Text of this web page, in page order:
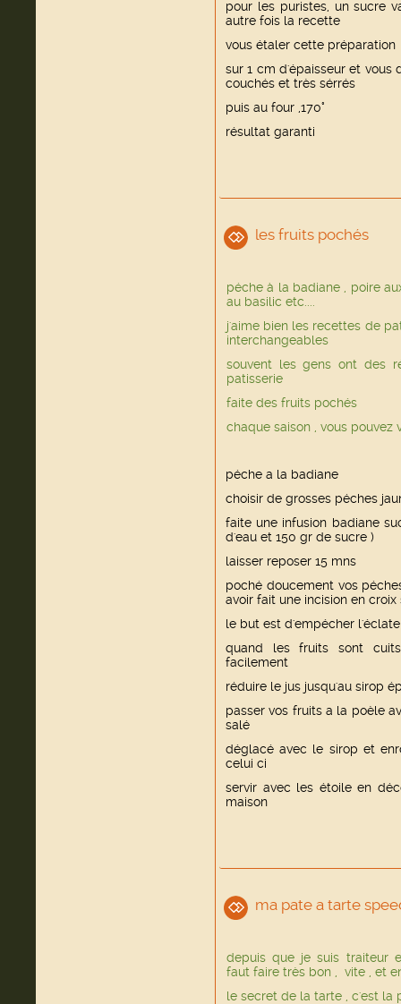
pour les puristes, un sucre
autre fois la recette
vous étaler cette préparation
sur 1 cm d'épaisseur et vous
couchés et très sérrés
puis au four ,170°
résultat garanti
les fruits pochés
péche à la badiane , poire
au basilic etc....
j'aime bien les recettes de
interchangeables
souvent les gens ont des
patisserie
faite des fruits pochés
chaque saison , vous pouvez
péche a la badiane
choisir de grosses péches
faite une infusion badiane
d'eau et 150 gr de sucre )
laisser reposer 15 mns
poché doucement vos
avoir fait une incision en
le but est d'empécher
quand les fruits sont
facilement
réduire le jus jusqu'au sirop
passer vos fruits a la poèle
salé
déglacé avec le sirop et
celui ci
servir avec les étoile en
maison
ma pate a tarte
depuis que je suis traiteur
faut faire très bon , vite , et
le secret de la tarte , c'est la